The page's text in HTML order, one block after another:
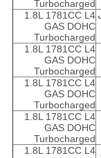
Turbocharged
1.8L 1781CC L4
GAS DOHC
Turbocharged
1.8L 1781CC L4
GAS DOHC
Turbocharged
1.8L 1781CC L4
GAS DOHC
Turbocharged
1.8L 1781CC L4
GAS DOHC
Turbocharged
1.8L 1781CC L4